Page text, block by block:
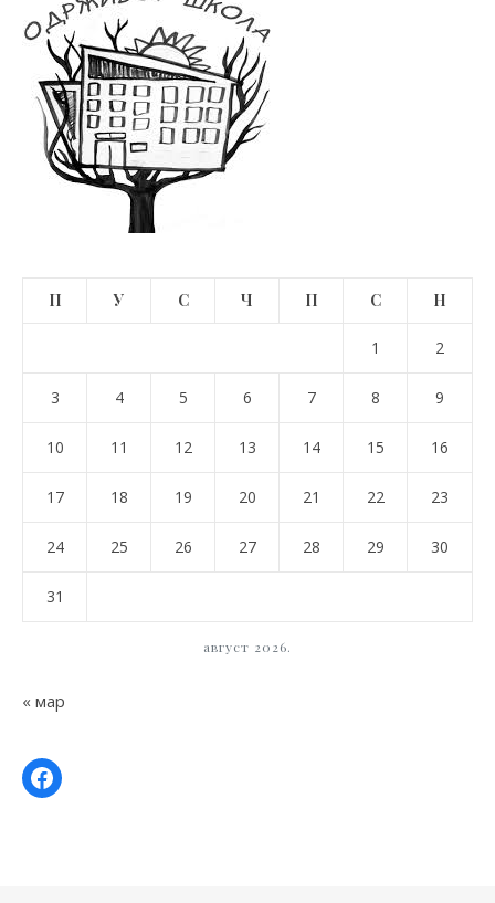
август 2026.
П У С Ч П С Н
1 2
3 4 5 6 7 8 9
10 11 12 13 14 15 16
17 18 19 20 21 22 23
24 25 26 27 28 29 30
31
« мар